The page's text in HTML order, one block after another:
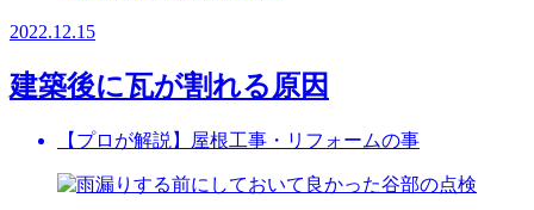
2022.12.15
建築後に瓦が割れる原因
【プロが解説】屋根工事・リフォームの事